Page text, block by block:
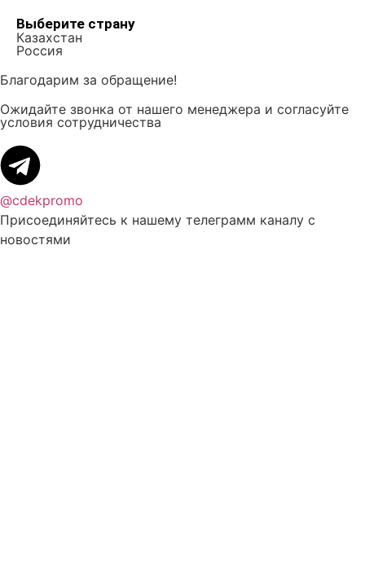
Выберите страну
Казахстан
Россия
Благодарим за обращение!
Ожидайте звонка от нашего менеджера и согласуйте
условия сотрудничества
@cdekpromo
Присоединяйтесь к нашему телеграмм каналу с
новостями